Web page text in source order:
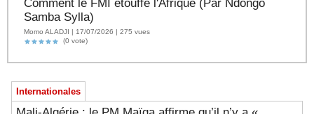
Comment le FMI étouffe l'Afrique (Par Ndongo
Samba Sylla)
Momo ALADJI | 17/07/2026 | 275 vues
(0 vote)
Internationales